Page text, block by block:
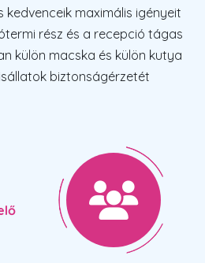
maximális igényeit
rész és a recepció tágas
külön macska és külön kutya
biztonságérzetét